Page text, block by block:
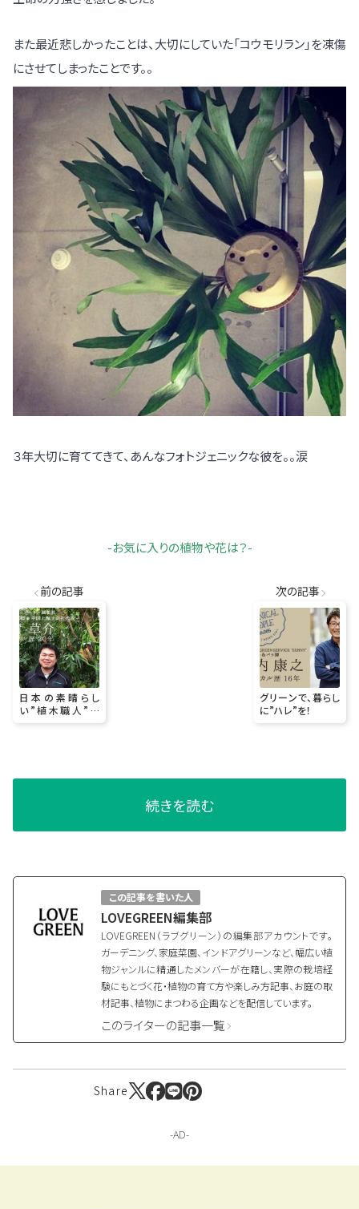
また最近悲しかったことは、大切にしていた「コウモリラン」を凍傷
にさせてしまったことです。。
３年大切に育ててきて、あんなフォトジェニックな彼を。。涙
-お気に入りの植物や花は？-
前の記事
日本の素晴らし
い”植木職人”を
もっと世の中へ発
次の記事
グリーンで、暮らし
に”ハレ”を！
続きを読む
この記事を書いた人
LOVEGREEN編集部
LOVEGREEN（ラブグリーン）の編集部アカウントです。
ガーデニング、家庭菜園、インドアグリーンなど、幅広い植
物ジャンルに精通したメンバーが在籍し、実際の栽培経
験にもとづく花・植物の育て方や楽しみ方記事、お庭の取
材記事、植物にまつわる企画などを配信しています。
このライターの記事一覧
Share